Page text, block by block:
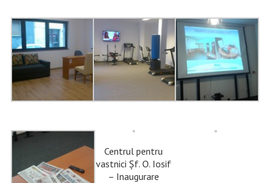
Centrul pentru
vastnici Șf. O. Iosif
– Inaugurare